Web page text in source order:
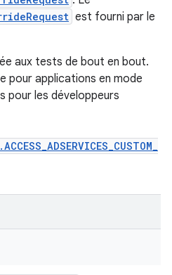
est fourni par le
aux tests de bout en bout.
pour applications en mode
pour les développeurs